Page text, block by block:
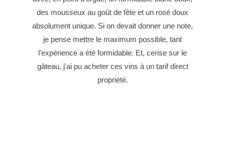
des mousseux au goût de fête et un rosé doux
absolument unique. Si on devait donner une note,
je pense mettre le maximum possible, tant
l'expérience a été formidable. Et, cerise sur le
gâteau, j'ai pu acheter ces vins à un tarif direct
propriété.